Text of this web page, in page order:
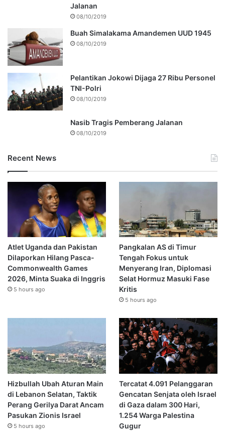
Jalanan
08/10/2019
Buah Simalakama Amandemen UUD 1945
08/10/2019
Pelantikan Jokowi Dijaga 27 Ribu Personel
TNI-Polri
08/10/2019
Nasib Tragis Pemberang Jalanan
08/10/2019
Recent News
Atlet Uganda dan Pakistan
Dilaporkan Hilang Pasca-
Commonwealth Games
2026, Minta Suaka di Inggris
5 hours ago
Pangkalan AS di Timur
Tengah Fokus untuk
Menyerang Iran, Diplomasi
Selat Hormuz Masuki Fase
Kritis
5 hours ago
Hizbullah Ubah Aturan Main
di Lebanon Selatan, Taktik
Perang Gerilya Darat Ancam
Pasukan Zionis Israel
5 hours ago
Tercatat 4.091 Pelanggaran
Gencatan Senjata oleh Israel
di Gaza dalam 300 Hari,
1.254 Warga Palestina
Gugur